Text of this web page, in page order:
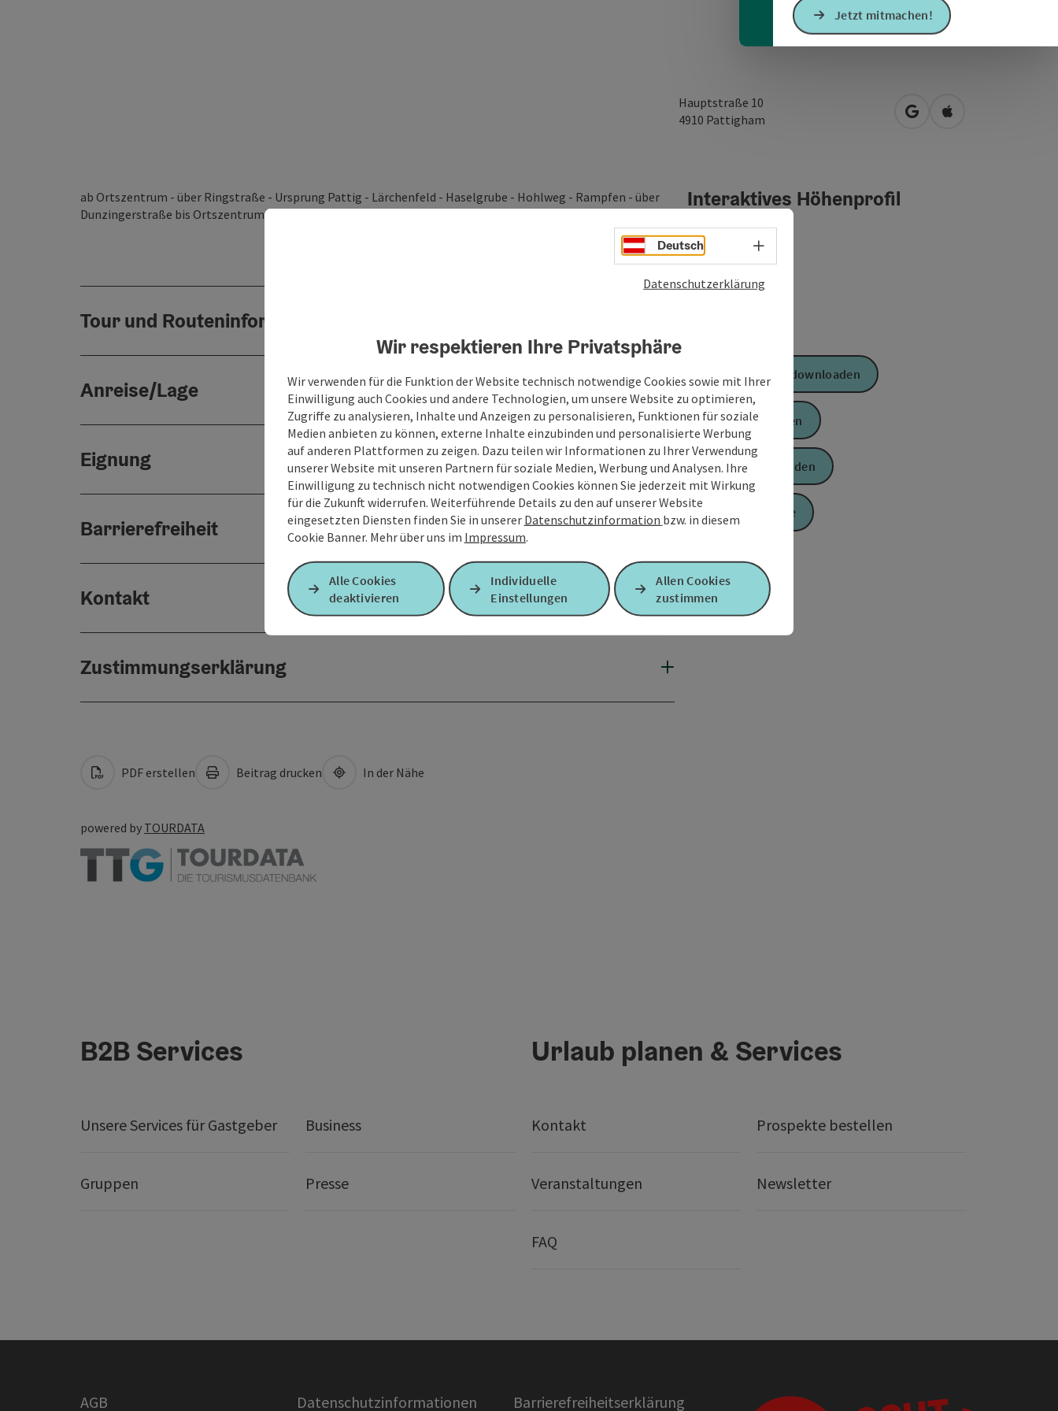
Jetzt mitmachen!
Hauptstraße 10
4910 Pattigham in Google Maps öffnen
in Apple Maps
ab Ortszentrum - über Ringstraße - Ursprung Pattig - Lärchenfeld - Haselgrube - Hohlweg - Rampfen - über
Dunzingerstraße bis Ortszentrum
Tour und Routeninformationen
Anreise/Lage
Eignung
Barrierefreiheit
Kontakt
Zustimmungserklärung
Interaktives Höhenprofil
GPS Daten downloaden
PDF erstellen
Anfrage senden
Zur Website
PDF erstellen Beitrag drucken In der Nähe
powered by TOURDATA
B2B Services
Unsere Services für Gastgeber Business
Gruppen Presse
Urlaub planen & Services
Kontakt Prospekte bestellen
Veranstaltungen Newsletter
FAQ
AGB Datenschutzinformationen Barrierefreiheitserklärung
Deutsch Sprachwahl - Menü öffnen
Datenschutzerklärung
Wir respektieren Ihre Privatsphäre
Wir verwenden für die Funktion der Website technisch notwendige Cookies sowie mit Ihrer
Einwilligung auch Cookies und andere Technologien, um unsere Website zu optimieren,
Zugriffe zu analysieren, Inhalte und Anzeigen zu personalisieren, Funktionen für soziale
Medien anbieten zu können, externe Inhalte einzubinden und personalisierte Werbung
auf anderen Plattformen zu zeigen. Dazu teilen wir Informationen zu Ihrer Verwendung
unserer Website mit unseren Partnern für soziale Medien, Werbung und Analysen. Ihre
Einwilligung zu technisch nicht notwendigen Cookies können Sie jederzeit mit Wirkung
für die Zukunft widerrufen. Weiterführende Details zu den auf unserer Website
eingesetzten Diensten finden Sie in unserer Datenschutzinformation bzw. in diesem
Cookie Banner. Mehr über uns im Impressum.
Alle Cookies
deaktivieren
Individuelle
Einstellungen
Allen Cookies
zustimmen